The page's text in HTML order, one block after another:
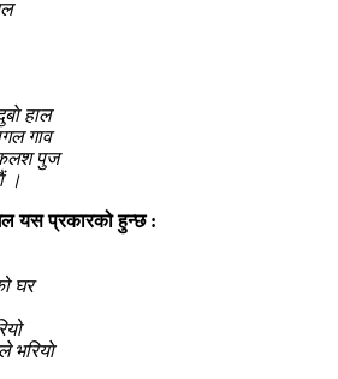
हाल
गाव
पुज
।
यस प्रकारको हुन्छ :
घर
भरियाे